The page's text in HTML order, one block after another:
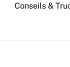
Conseils &